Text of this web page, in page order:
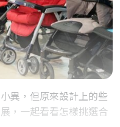
異，但原來設計上的些
，一起看看怎樣挑選合